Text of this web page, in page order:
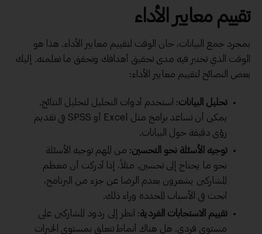
تقييم معايير الأداء
بمجرد جمع البيانات، حان الوقت لتقييم معايير الأداء. هذا هو
الوقت الذي تختبر فيه مدى تحقيق أهدافك وتحقق ما تعلمته. إليك
بعض النصائح لتقييم معايير الأداء:
تحليل البيانات: استخدم أدوات التحليل لتحليل النتائج.
يمكن أن تساعد برامج مثل Excel أو SPSS في تقديم
رؤى دقيقة حول البيانات.
توجيه الأسئلة نحو التحسين: من المهم توجيه الأسئلة
نحو ما يحتاج إلى تحسين. مثلاً، إذا أدركت أن معظم
المشاركين يشعرون بعدم الرضا عن جزء من البرنامج،
ابحث في الأسباب المحددة وراء ذلك.
تقييم الاستجابات الفردية: انظر إلى ردود المشاركين على
مستوى فردي. هل هناك أنماط تتعلق بمستوى الخبرات